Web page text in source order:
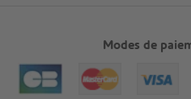
Modes de